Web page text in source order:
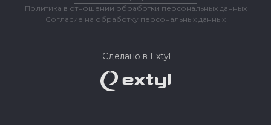
Политика в отношении обработки персональных данных
Согласие на обработку персональных данных
Сделано в Extyl